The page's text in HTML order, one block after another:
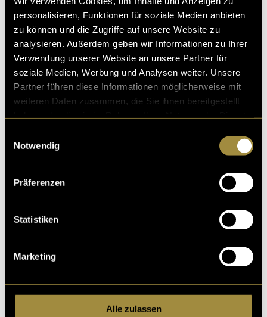
personalisieren, Funktionen für soziale Medien anbieten
zu können und die Zugriffe auf unsere Website zu
analysieren. Außerdem geben wir Informationen zu Ihrer
Verwendung unserer Website an unsere Partner für
soziale Medien, Werbung und Analysen weiter. Unsere
Partner führen diese Informationen möglicherweise mit
weiteren Daten zusammen, die Sie ihnen bereitgestellt
Notwendig
Präferenzen
Statistiken
Marketing
Alle zulassen
(eli)